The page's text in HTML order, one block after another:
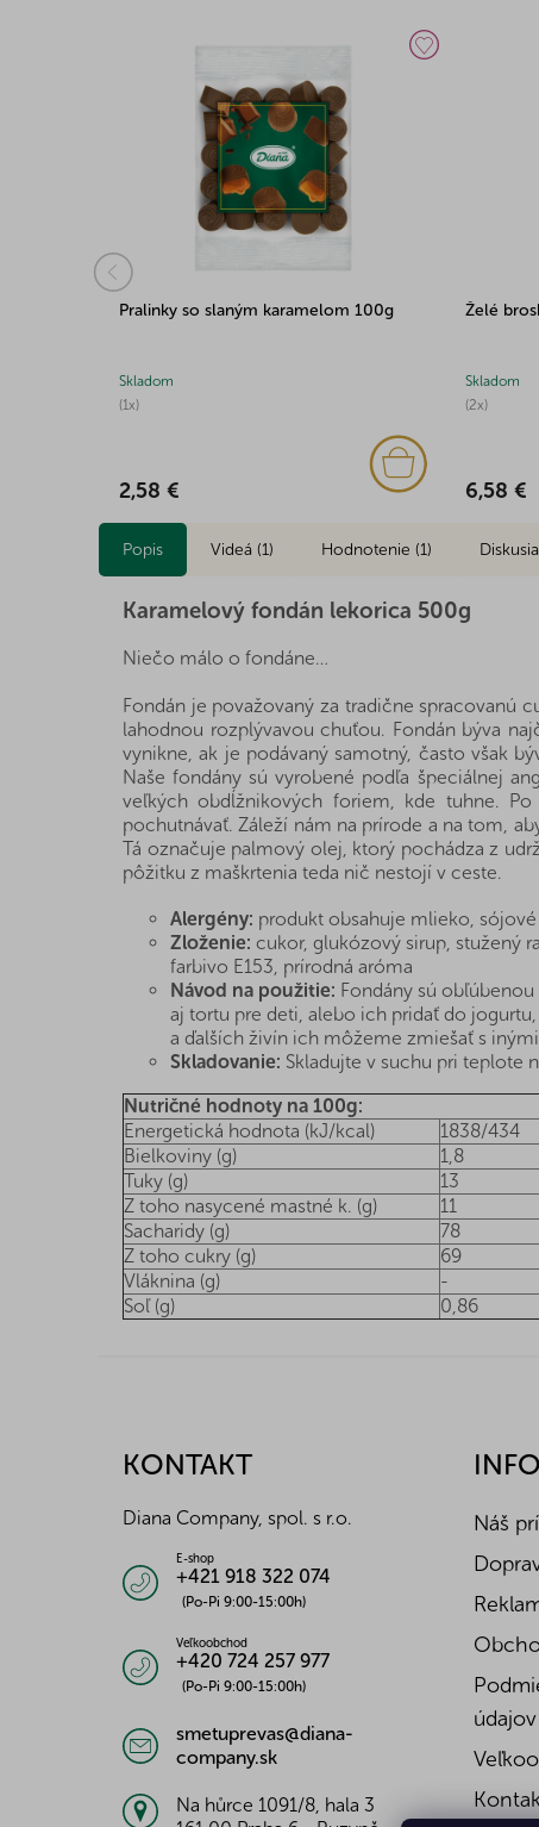
Pralinky so slaným karamelom 100g
(1x)
Skladom
2,58 €
Želé
(2x)
Skladom
6,58 €
Popis Videá (1) Hodnotenie (1) Diskusia
Karamelový fondán lekorica 500g
Niečo málo o fondáne…
Fondán je považovaný za tradične spracovanú
lahodnou rozplývavou chuťou. Fondán býva
vynikne, ak je podávaný samotný, často však
Naše fondány sú vyrobené podľa špeciálnej
veľkých obdĺžnikových foriem, kde tuhne.
pochutnávať. Záleží nám na prírode a na tom,
Tá označuje palmový olej, ktorý pochádza z
pôžitku z maškrtenia teda nič nestojí v ceste.
Alergény: produkt obsahuje mlieko, sójové
Zloženie: cukor, glukózový sirup, stužený
farbivo E153, prírodná aróma
Návod na použitie: Fondány sú
aj tortu pre deti, alebo ich pridať do
a ďalších živín ich môžeme zmiešať s
Skladovanie: Skladujte v suchu pri teplote
Nutričné hodnoty na 100g:
Energetická hodnota (kJ/kcal)
1838/434
Bielkoviny (g)
1,8
Tuky (g)
13
Z toho nasycené mastné k. (g)
11
Sacharidy (g)
78
Z toho cukry (g)
69
Vláknina (g)
-
Soľ (g)
0,86
KONTAKT
Diana Company, spol. s r.o.
E-shop
+421 918 322 074
(Po-Pi 9:00-15:00h)
Veľkoobchod
+420 724 257 977
(Po-Pi 9:00-15:00h)
smetuprevas@diana-
company.sk
Na hůrce 1091/8, hala 3
Náš
údajov